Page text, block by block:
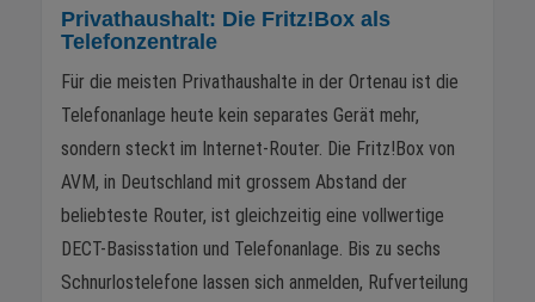
Privathaushalt: Die Fritz!Box als
Telefonzentrale
Für die meisten Privathaushalte in der Ortenau ist die
Telefonanlage heute kein separates Gerät mehr,
sondern steckt im Internet-Router. Die Fritz!Box von
AVM, in Deutschland mit grossem Abstand der
beliebteste Router, ist gleichzeitig eine vollwertige
DECT-Basisstation und Telefonanlage. Bis zu sechs
Schnurlostelefone lassen sich anmelden, Rufverteilung